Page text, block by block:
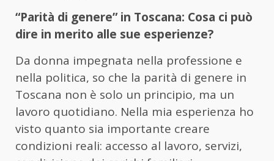
“Parità di genere” in Toscana: Cosa ci può
dire in merito alle sue esperienze?
Da donna impegnata nella professione e
nella politica, so che la parità di genere in
Toscana non è solo un principio, ma un
lavoro quotidiano. Nella mia esperienza ho
visto quanto sia importante creare
condizioni reali: accesso al lavoro, servizi,